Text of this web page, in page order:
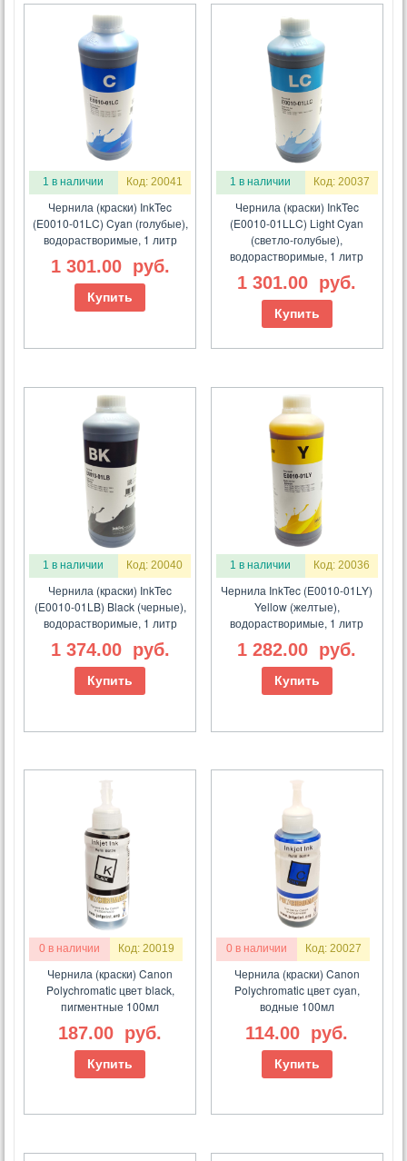
1 в наличии Код: 20041
Чернила (краски) InkTec
(E0010-01LC) Cyan (голубые),
водорастворимые, 1 литр
1 301.00 руб.
Купить
1 в наличии Код: 20037
Чернила (краски) InkTec
(E0010-01LLC) Light Cyan
(светло-голубые),
водорастворимые, 1 литр
1 301.00 руб.
Купить
1 в наличии Код: 20040
Чернила (краски) InkTec
(E0010-01LB) Black (черные),
водорастворимые, 1 литр
1 374.00 руб.
Купить
1 в наличии Код: 20036
Чернила InkTec (E0010-01LY)
Yellow (желтые),
водорастворимые, 1 литр
1 282.00 руб.
Купить
0 в наличии Код: 20019
Чернила (краски) Canon
Polychromatic цвет black,
пигментные 100мл
187.00 руб.
Купить
0 в наличии Код: 20027
Чернила (краски) Canon
Polychromatic цвет cyan,
водные 100мл
114.00 руб.
Купить